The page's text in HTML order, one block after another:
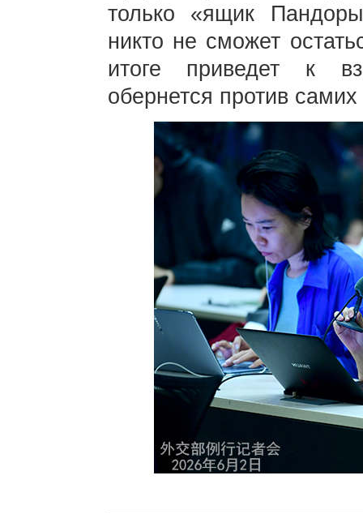
только «ящик
никто не сможет
итоге приведет к
обернется против